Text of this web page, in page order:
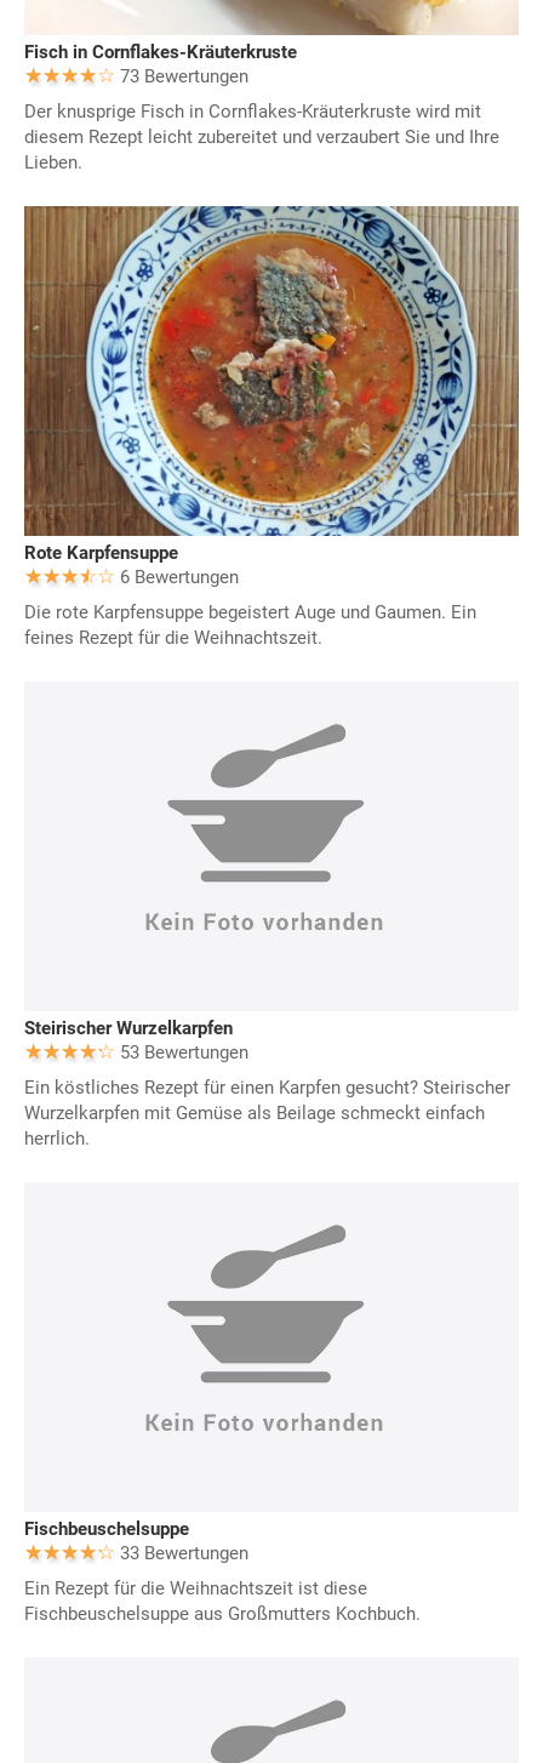
Fisch in Cornflakes-Kräuterkruste
73 Bewertungen
Der knusprige Fisch in Cornflakes-Kräuterkruste wird mit
diesem Rezept leicht zubereitet und verzaubert Sie und Ihre
Lieben.
Rote Karpfensuppe
6 Bewertungen
Die rote Karpfensuppe begeistert Auge und Gaumen. Ein
feines Rezept für die Weihnachtszeit.
Steirischer Wurzelkarpfen
53 Bewertungen
Ein köstliches Rezept für einen Karpfen gesucht? Steirischer
Wurzelkarpfen mit Gemüse als Beilage schmeckt einfach
herrlich.
Fischbeuschelsuppe
33 Bewertungen
Ein Rezept für die Weihnachtszeit ist diese
Fischbeuschelsuppe aus Großmutters Kochbuch.